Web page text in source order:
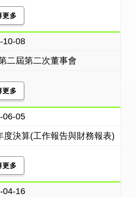
更多
10-08
二屆第二次董事會
更多
06-05
度決算(工作報告與財務報表)
更多
04-16